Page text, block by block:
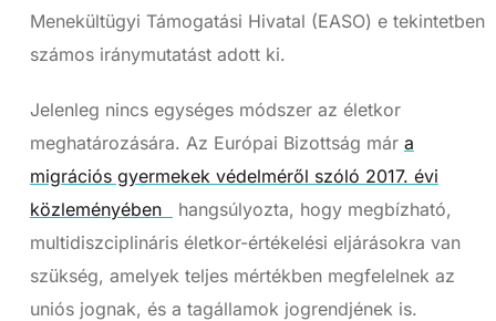
Menekültügyi Támogatási Hivatal (EASO) e tekintetben
számos iránymutatást adott ki.
Jelenleg nincs egységes módszer az életkor
meghatározására. Az Európai Bizottság már a
migrációs gyermekek védelméről szóló 2017. évi
közleményében
hangsúlyozta, hogy megbízható,
multidiszciplináris életkor-értékelési eljárásokra van
szükség, amelyek teljes mértékben megfelelnek az
uniós jognak, és a tagállamok jogrendjének is.